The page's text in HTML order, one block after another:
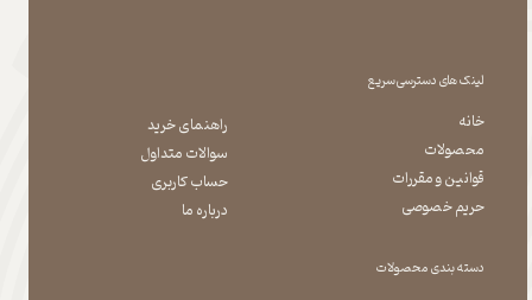
لینک های دسترسی سریع
دسته بندی محصولات
خانه
محصولات
قوانین و مقررات
حریم خصوصی
راهنمای خرید
سوالات متداول
حساب کاربری
درباره ما